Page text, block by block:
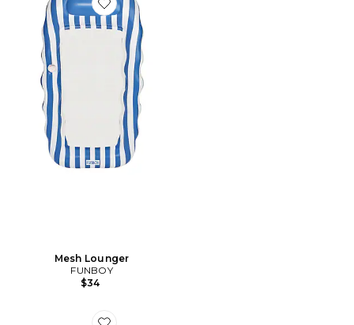
Favorite Mesh Lounger
Mesh Lounger
FUNBOY
$34